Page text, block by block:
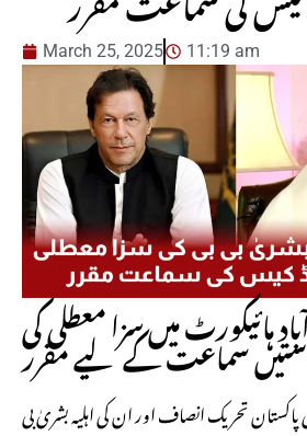
March 25, 2025 11:19 am
ہائیکورٹ میں سزا معطلی کی
سماعت کے لیے مقرر
پاکستان تحریک انصاف اور ان کی اہلیہ بشریٰ بی